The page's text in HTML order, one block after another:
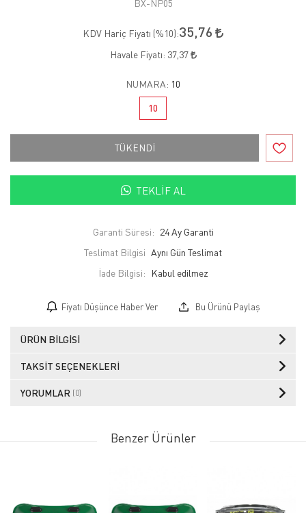
BX-NP05
KDV Hariç Fiyatı (%10):35,76
Havale Fiyatı: 37,37
NUMARA: 10
10
TÜKENDİ
TEKLIF AL
Garanti Süresi: 24 Ay Garanti
Teslimat Bilgisi Aynı Gün Teslimat
İade Bilgisi:
Fiyatı Düşünce Haber Ver Bu Ürünü Paylaş
ÜRÜN BILGISI
TAKSIT SEÇENEKLERI
YORUMLAR (0)
Benzer Ürünler